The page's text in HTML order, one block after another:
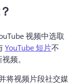
视频中选取
YouTube 短片不
频。
将视频片段社交媒